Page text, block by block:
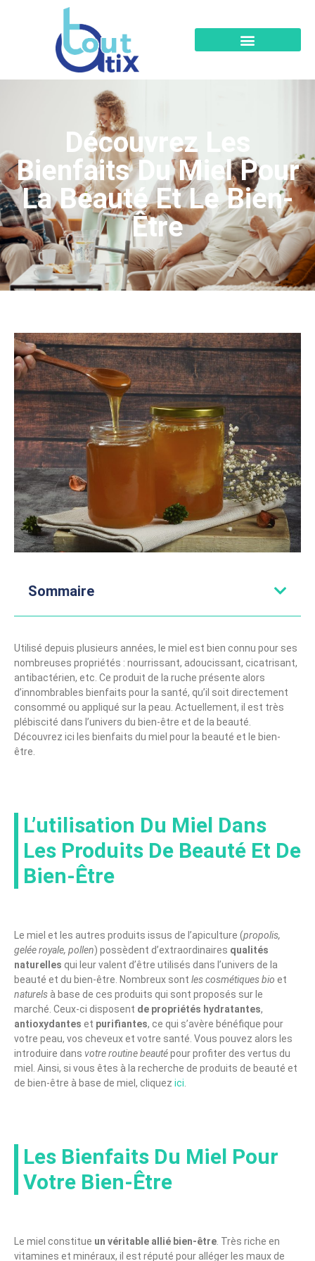
Découvrez Les
Bienfaits Du Miel Pour
La Beauté Et Le Bien-
Être
Sommaire
Utilisé depuis plusieurs années, le miel est bien connu pour ses
nombreuses propriétés : nourrissant, adoucissant, cicatrisant,
antibactérien, etc. Ce produit de la ruche présente alors
d’innombrables bienfaits pour la santé, qu’il soit directement
consommé ou appliqué sur la peau. Actuellement, il est très
plébiscité dans l’univers du bien-être et de la beauté.
Découvrez ici les bienfaits du miel pour la beauté et le bien-
être.
L’utilisation Du Miel Dans
Les Produits De Beauté Et De
Bien-Être
Le miel et les autres produits issus de l’apiculture (propolis,
gelée royale, pollen) possèdent d’extraordinaires qualités
naturelles qui leur valent d’être utilisés dans l’univers de la
beauté et du bien-être. Nombreux sont les cosmétiques bio et
naturels à base de ces produits qui sont proposés sur le
marché. Ceux-ci disposent de propriétés hydratantes,
antioxydantes et purifiantes, ce qui s’avère bénéfique pour
votre peau, vos cheveux et votre santé. Vous pouvez alors les
introduire dans votre routine beautépour profiter des vertus du
miel. Ainsi, si vous êtes à la recherche de produits de beauté et
de bien-être à base de miel, cliquez ici
Les Bienfaits Du Miel Pour
Votre Bien-Être
Le miel constitue un véritable allié bien-être . Très riche en
vitamines et minéraux, il est réputé pour alléger les maux de